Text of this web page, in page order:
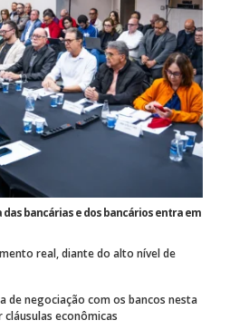
bancárias e dos bancários entra em
real, diante do alto nível de
de negociação com os bancos nesta
econômicas